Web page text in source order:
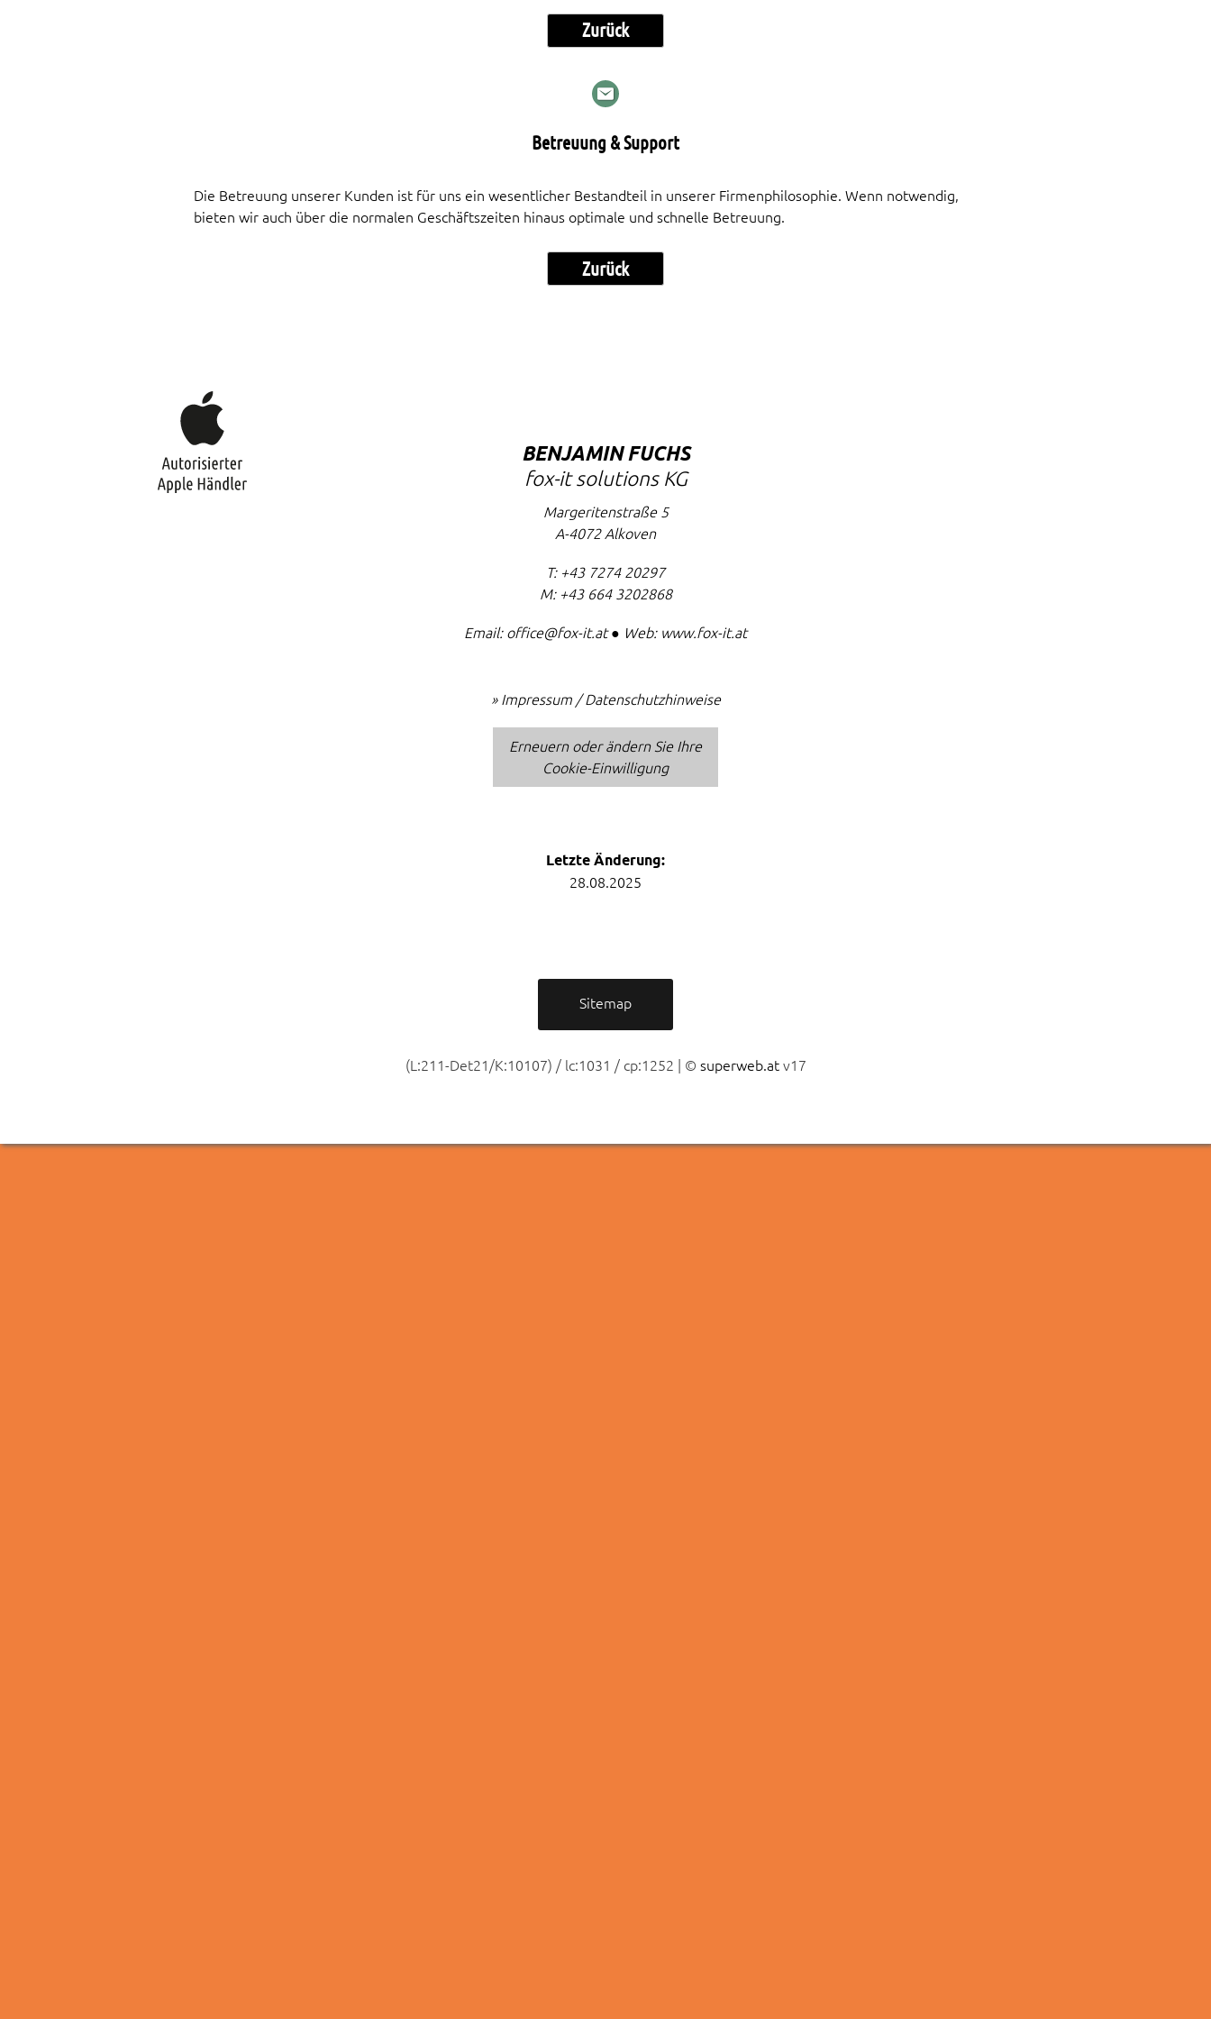
Zurück
Betreuung & Support
Die Betreuung unserer Kunden ist für uns ein wesentlicher Bestandteil in unserer Firmenphilosophie. Wenn notwendig,
bieten wir auch über die normalen Geschäftszeiten hinaus optimale und schnelle Betreuung.
Zurück
BENJAMIN FUCHS
fox-it solutions KG
Margeritenstraße 5
A-4072 Alkoven
T: +43 7274 20297
M: +43 664 3202868
Email: office@fox-it.at● Web: www.fox-it.at
» Impressum / Datenschutzhinweise
Erneuern oder ändern Sie Ihre
Cookie-Einwilligung
Letzte Änderung:
28.08.2025
Sitemap
(L:211-Det21/K:10107) / lc:1031 / cp:1252 | © superweb.atv17